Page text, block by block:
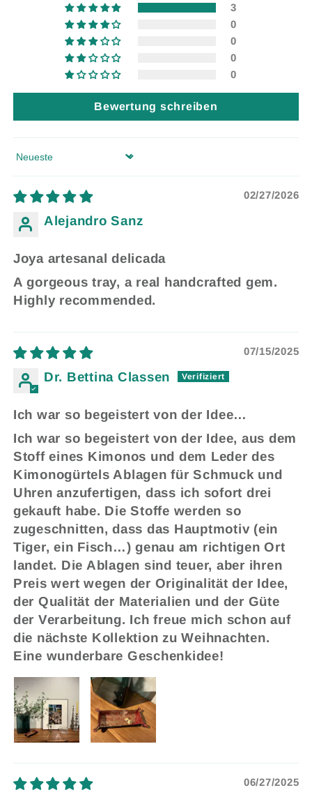
3
0
0
0
0
Bewertung schreiben
Sort by
02/27/2026
Alejandro Sanz
Joya artesanal delicada
A gorgeous tray, a real handcrafted gem.
Highly recommended.
07/15/2025
Dr. Bettina Classen
Ich war so begeistert von der Idee…
Ich war so begeistert von der Idee, aus dem
Stoff eines Kimonos und dem Leder des
Kimonogürtels Ablagen für Schmuck und
Uhren anzufertigen, dass ich sofort drei
gekauft habe. Die Stoffe werden so
zugeschnitten, dass das Hauptmotiv (ein
Tiger, ein Fisch…) genau am richtigen Ort
landet. Die Ablagen sind teuer, aber ihren
Preis wert wegen der Originalität der Idee,
der Qualität der Materialien und der Güte
der Verarbeitung. Ich freue mich schon auf
die nächste Kollektion zu Weihnachten.
Eine wunderbare Geschenkidee!
06/27/2025